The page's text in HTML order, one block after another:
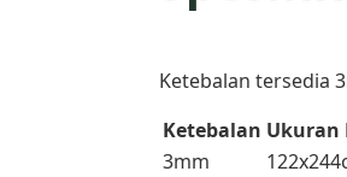
Ketebalan tersedia
Ketebalan Ukuran
3mm